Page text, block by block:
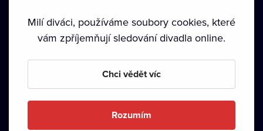
Podmínky používání • Ochrana soukromí • Zásady používání
• Autorská práva•
Milí diváci, používáme soubory cookies, které
vám zpříjemňují sledování divadla online.
Chci vědět víc
Rozumím